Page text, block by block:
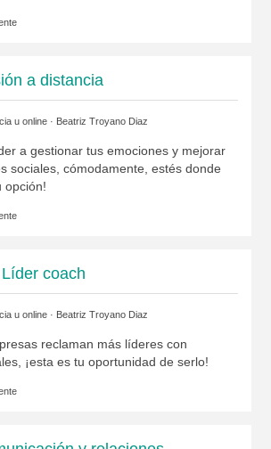
a distancia
u online · Beatriz Troyano Diaz
a gestionar tus emociones y mejorar
sociales, cómodamente, estés donde
opción!
coach
u online · Beatriz Troyano Diaz
reclaman más líderes con
¡esta es tu oportunidad de serlo!